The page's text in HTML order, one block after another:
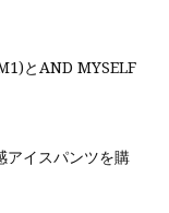
とAND MYSELF
アイスパンツを購